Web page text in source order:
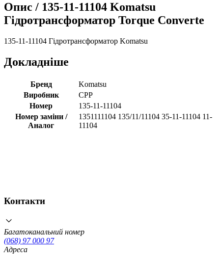
Опис / 135-11-11104 Komatsu
Гідротрансформатор Torque Converte
135-11-11104 Гідротрансформатор Komatsu
Докладніше
Бренд
Komatsu
Виробник
CPP
Номер
135-11-11104
Номер заміни /
Аналог
1351111104 135/11/11104 35-11-11104 11-
11104
Контакти
Багатоканальний номер
(068) 97 000 97
Адреса